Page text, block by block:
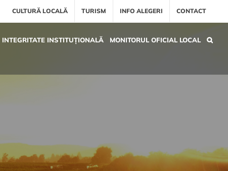
CULTURĂ LOCALĂ TURISM INFO ALEGERI CONTACT
INTEGRITATE INSTITUȚIONALĂ MONITORUL OFICIAL LOCAL